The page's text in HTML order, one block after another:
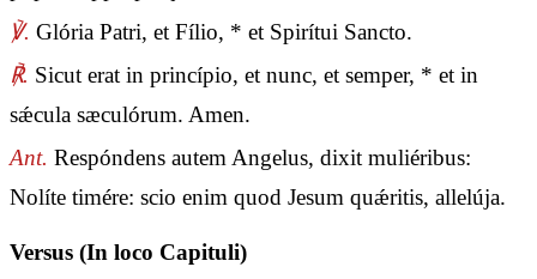
℣. Glória Patri, et Fílio, * et Spirítui Sancto.
℟. Sicut erat in princípio, et nunc, et semper, * et in
sǽcula sæculórum. Amen.
Ant. Respóndens autem Angelus, dixit muliéribus:
Nolíte timére: scio enim quod Jesum quǽritis, allelúja.
Versus (In loco Capituli)